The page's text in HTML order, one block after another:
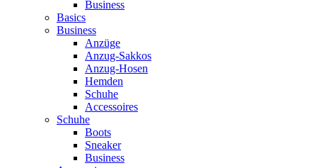
Business
Basics
Business
Anzüge
Anzug-Sakkos
Anzug-Hosen
Hemden
Schuhe
Accessoires
Schuhe
Boots
Sneaker
Business